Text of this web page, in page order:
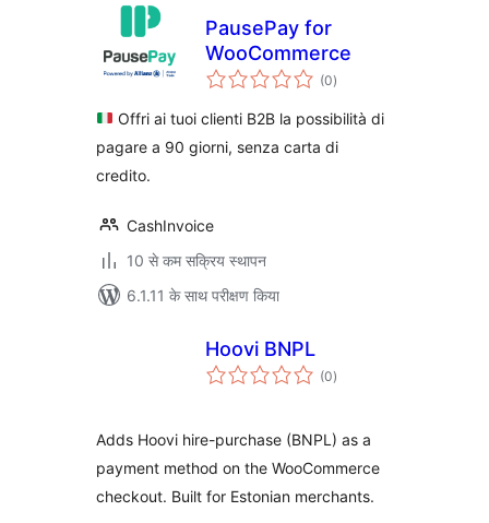
PausePay for
WooCommerce
(0कुल
दर)
Offri ai tuoi clienti B2B la possibilità di
pagare a 90 giorni, senza carta di
credito.
CashInvoice
10 से कम सक्रिय स्थापन
6.1.11 के साथ परीक्षण किया
Hoovi BNPL
(0कुल
दर)
Adds Hoovi hire-purchase (BNPL) as a
payment method on the WooCommerce
checkout. Built for Estonian merchants.